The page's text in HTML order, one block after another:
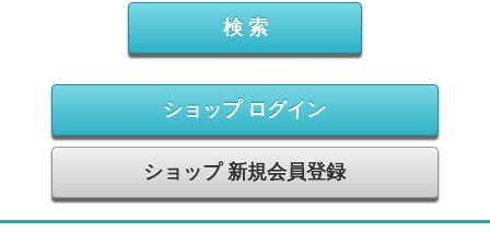
ショップ ログイン
ショップ 新規会員登録